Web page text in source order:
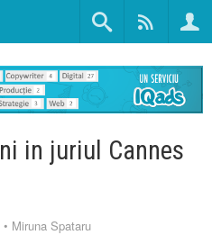
in juriul Cannes
• Miruna Spataru